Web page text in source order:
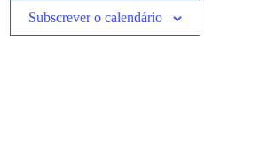
Subscrever o calendário